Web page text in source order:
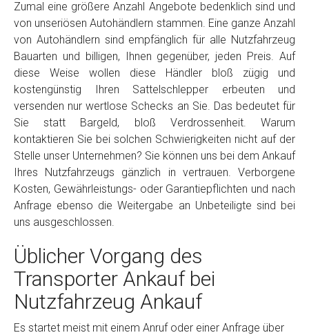
Zumal eine größere Anzahl Angebote bedenklich sind und
von unseriösen Autohändlern stammen. Eine ganze Anzahl
von Autohändlern sind empfänglich für alle Nutzfahrzeug
Bauarten und billigen, Ihnen gegenüber, jeden Preis. Auf
diese Weise wollen diese Händler bloß zügig und
kostengünstig Ihren Sattelschlepper erbeuten und
versenden nur wertlose Schecks an Sie. Das bedeutet für
Sie statt Bargeld, bloß Verdrossenheit. Warum
kontaktieren Sie bei solchen Schwierigkeiten nicht auf der
Stelle unser Unternehmen? Sie können uns bei dem Ankauf
Ihres Nutzfahrzeugs gänzlich in vertrauen. Verborgene
Kosten, Gewährleistungs- oder Garantiepflichten und nach
Anfrage ebenso die Weitergabe an Unbeteiligte sind bei
uns ausgeschlossen.
Üblicher Vorgang des
Transporter Ankauf bei
Nutzfahrzeug Ankauf
Es startet meist mit einem Anruf oder einer Anfrage über